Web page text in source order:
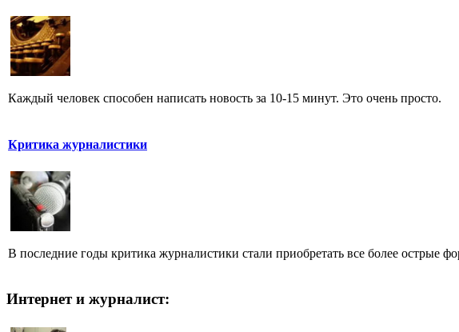
Каждый человек способен написать новость за 10-15 минут. Это очень просто.
Критика журналистики
В последние годы критика журналистики стали приобретать все более острые
Интернет и журналист: